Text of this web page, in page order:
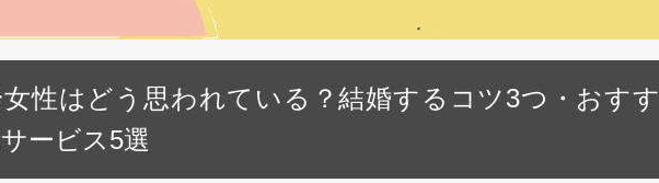
女性はどう思われている？結婚するコツ3つ・おすす
ービス5選